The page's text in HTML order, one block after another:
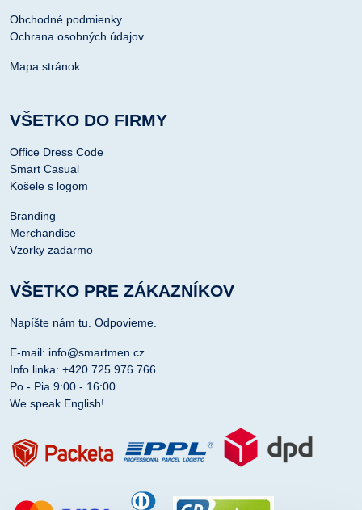
Obchodné podmienky
Ochrana osobných údajov
Mapa stránok
VŠETKO DO FIRMY
Office Dress Code
Smart Casual
Košele s logom
Branding
Merchandise
Vzorky zadarmo
VŠETKO PRE ZÁKAZNÍKOV
Napíšte nám tu. Odpovieme.
E-mail: info@smartmen.cz
Info linka: +420 725 976 766
Po - Pia 9:00 - 16:00
We speak English!